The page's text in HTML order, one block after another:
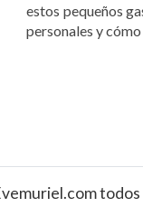
estos pequeños
personales y